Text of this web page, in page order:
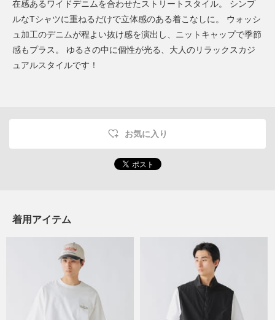
在感あるワイドデニムを合わせたストリートスタイル。 シンプ
ルなTシャツに重ねるだけで立体感のある着こなしに。 ウォッシ
ュ加工のデニムが程よい抜け感を演出し、ニットキャップで季節
感もプラス。 ゆるさの中に個性が光る、大人のリラックスカジ
ュアルスタイルです！
お気に入り
着用アイテム